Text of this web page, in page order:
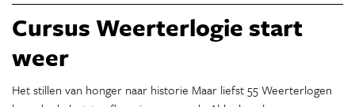
Cursus Weerterlogie start
weer
Het stillen van honger naar historie Maar liefst 55 Weerterlogen